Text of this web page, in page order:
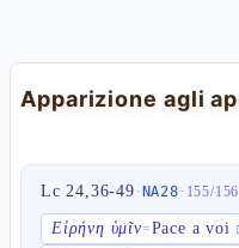
Lc 24,36-49· NA28· 155/156
Εἰρήνη ὑμῖν=Pace a voi